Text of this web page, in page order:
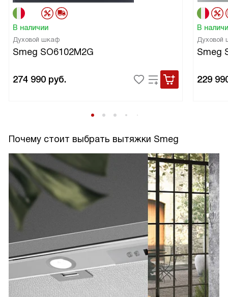
В наличии
Духовой шкаф
Smeg SO6102M2G
274 990 руб.
В
Духовой
Smeg
229
Почему стоит выбрать вытяжки Smeg